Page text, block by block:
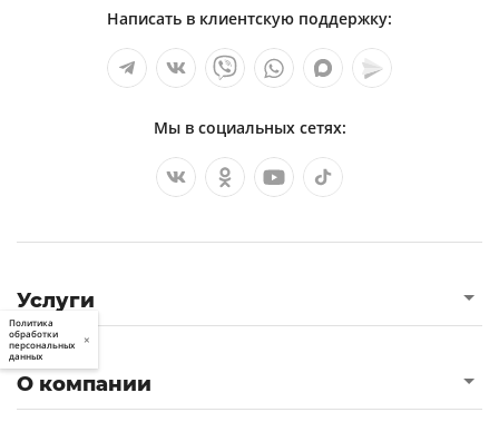
Написать в клиентскую поддержку:
Мы в социальных сетях:
Услуги
О компании
Политика
обработки
персональных
данных
×